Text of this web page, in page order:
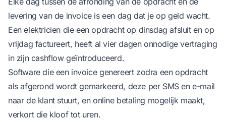
levering van de invoice is een dag dat je op geld wacht.
Een elektricien die een opdracht op dinsdag afsluit en op
vrijdag factureert, heeft al vier dagen onnodige vertraging
in zijn cashflow geïntroduceerd.
Software die een invoice genereert zodra een opdracht
als afgerond wordt gemarkeerd, deze per SMS en e-mail
naar de klant stuurt, en online betaling mogelijk maakt,
verkort die kloof tot uren.